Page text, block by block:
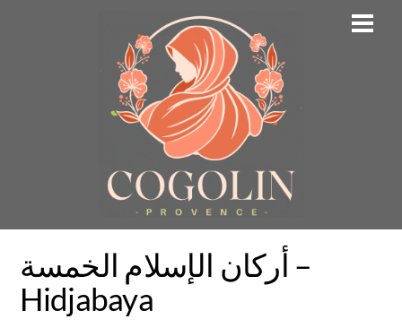
أركان الإسلام الخمسة –
Hidjabaya